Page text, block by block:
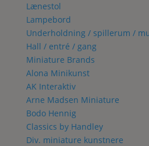
Lænestol
Lampebord
Underholdning / spillerum /
Hall / entré / gang
Miniature Brands
Alona Minikunst
AK Interaktiv
Arne Madsen Miniature
Bodo Hennig
Classics by Handley
Div. miniature kunstnere